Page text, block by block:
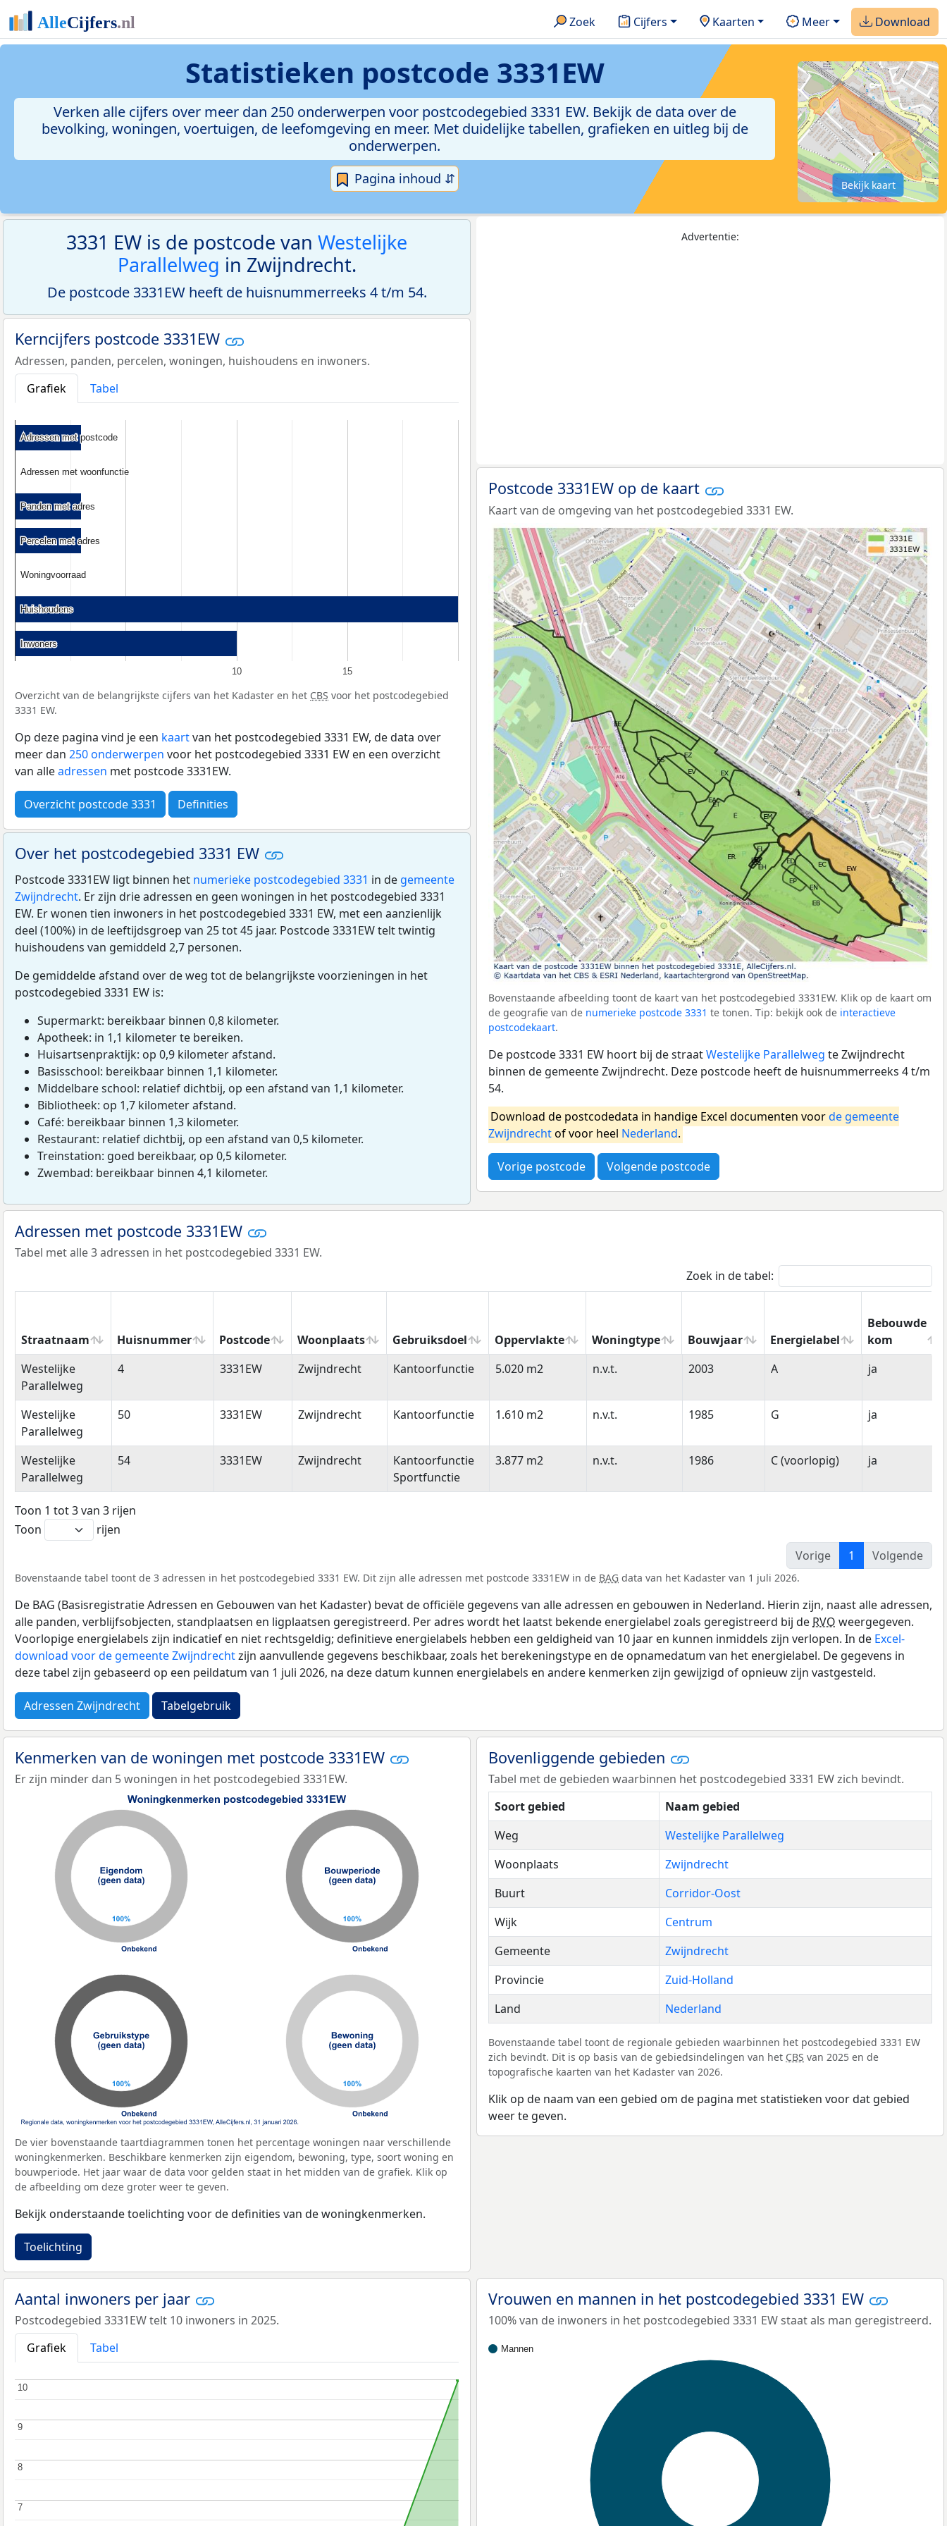
Zoek Cijfers Kaarten Meer Download
Statistieken postcode 3331EW
Verken alle cijfers over meer dan 250 onderwerpen voor postcodegebied 3331 EW. Bekijk de data over de
bevolking, woningen, voertuigen, de leefomgeving en meer. Met duidelijke tabellen, grafieken en uitleg bij de
onderwerpen.
Pagina inhoud ⇵ Bekijk kaart
3331 EW is de postcode van Westelijke
Parallelweg in Zwijndrecht.
De postcode 3331EW heeft de huisnummerreeks 4 t/m 54.
Kerncijfers postcode 3331EW
Adressen, panden, percelen, woningen, huishoudens en inwoners.
Grafiek
Tabel
10 15
Adressen met postcode
Adressen met postcode
Adressen met woonfunctie
Adressen met woonfunctie
Panden met adres
Panden met adres
Percelen met adres
Percelen met adres
Woningvoorraad
Woningvoorraad
Huishoudens
Huishoudens
Inwoners
Inwoners
Overzicht van de belangrijkste cijfers van het Kadaster en het CBS voor het postcodegebied
3331 EW.
Op deze pagina vind je een kaartvan het postcodegebied 3331 EW, de data over
meer dan 250 onderwerpen voor het postcodegebied 3331 EW en een overzicht
van alleadressen met postcode 3331EW.
Overzicht postcode 3331 Definities
Over het postcodegebied 3331 EW
Postcode 3331EW ligt binnen het numerieke postcodegebied 3331 in de gemeente
Zwijndrecht. Er zijn drie adressen en geen woningen in het postcodegebied 3331
EW. Er wonen tien inwoners in het postcodegebied 3331 EW, met een aanzienlijk
deel (100%) in de leeftijdsgroep van 25 tot 45 jaar. Postcode 3331EW telt twintig
huishoudens van gemiddeld 2,7 personen.
De gemiddelde afstand over de weg tot de belangrijkste voorzieningen in het
postcodegebied 3331 EW is:
Supermarkt: bereikbaar binnen 0,8 kilometer.
Apotheek: in 1,1 kilometer te bereiken.
Huisartsenpraktijk: op 0,9 kilometer afstand.
Basisschool: bereikbaar binnen 1,1 kilometer.
Middelbare school: relatief dichtbij, op een afstand van 1,1 kilometer.
Bibliotheek: op 1,7 kilometer afstand.
Café: bereikbaar binnen 1,3 kilometer.
Restaurant: relatief dichtbij, op een afstand van 0,5 kilometer.
Treinstation: goed bereikbaar, op 0,5 kilometer.
Zwembad: bereikbaar binnen 4,1 kilometer.
Advertentie:
Postcode 3331EW op de kaart
Kaart van de omgeving van het postcodegebied 3331 EW.
Bovenstaande afbeelding toont de kaart van het postcodegebied 3331EW. Klik op de kaart om
de geografie van de numerieke postcode 3331 te tonen. Tip: bekijk ook de interactieve
postcodekaart.
De postcode 3331 EW hoort bij de straatWestelijke Parallelweg te Zwijndrecht
binnen de gemeente Zwijndrecht. Deze postcode heeft de huisnummerreeks 4 t/m
54.
Download de postcodedata in handige Excel documenten voorde gemeente
Zwijndrechtof voor heel Nederland.
Vorige postcode Volgende postcode
Adressen met postcode 3331EW
Tabel met alle 3 adressen in het postcodegebied 3331 EW.
Zoek in de tabel:
Straatnaam Huisnummer Postcode Woonplaats Gebruiksdoel Oppervlakte Woningtype Bouwjaar Energielabel
Bebouwde
kom
Straatnaam
Huisnummer Postcode Woonplaats Gebruiksdoel Oppervlakte Woningtype Bouwjaar Energielabel
Bebouwde
kom
Westelijke
Parallelweg
4 3331EW Zwijndrecht Kantoorfunctie 5.020 m2 n.v.t. 2003 A ja
Westelijke
Parallelweg
50 3331EW Zwijndrecht Kantoorfunctie 1.610 m2 n.v.t. 1985 G ja
Westelijke
Parallelweg
54 3331EW Zwijndrecht
Kantoorfunctie
Sportfunctie
3.877 m2 n.v.t. 1986 C (voorlopig) ja
Toon 1 tot 3 van 3 rijen
Toon
rijen
Vorige
1 Volgende
Bovenstaande tabel toont de 3 adressen in het postcodegebied 3331 EW. Dit zijn alle adressen met postcode 3331EW in de BAG data van het Kadaster van 1 juli 2026.
De BAG (Basisregistratie Adressen en Gebouwen van het Kadaster) bevat de officiële gegevens van alle adressen en gebouwen in Nederland. Hierin zijn, naast alle adressen,
alle panden, verblijfsobjecten, standplaatsen en ligplaatsen geregistreerd. Per adres wordt het laatst bekende energielabel zoals geregistreerd bij de RVO weergegeven.
Voorlopige energielabels zijn indicatief en niet rechtsgeldig; definitieve energielabels hebben een geldigheid van 10 jaar en kunnen inmiddels zijn verlopen. In de Excel-
download voor de gemeente Zwijndrechtzijn aanvullende gegevens beschikbaar, zoals het berekeningstype en de opnamedatum van het energielabel. De gegevens in
deze tabel zijn gebaseerd op een peildatum van 1 juli 2026, na deze datum kunnen energielabels en andere kenmerken zijn gewijzigd of opnieuw zijn vastgesteld.
Adressen Zwijndrecht Tabelgebruik
Kenmerken van de woningen met postcode 3331EW
Er zijn minder dan 5 woningen in het postcodegebied 3331EW.
De vier bovenstaande taartdiagrammen tonen het percentage woningen naar verschillende
woningkenmerken. Beschikbare kenmerken zijn eigendom, bewoning, type, soort woning en
bouwperiode. Het jaar waar de data voor gelden staat in het midden van de grafiek. Klik op
de afbeelding om deze groter weer te geven.
Bekijk onderstaande toelichting voor de definities van de woningkenmerken.
Toelichting
Bovenliggende gebieden
Tabel met de gebieden waarbinnen het postcodegebied 3331 EW zich bevindt.
Soort gebied
Naam gebied
Weg
Westelijke Parallelweg
Woonplaats
Zwijndrecht
Buurt
Corridor-Oost
Wijk
Centrum
Gemeente
Zwijndrecht
Provincie
Zuid-Holland
Land
Nederland
Bovenstaande tabel toont de regionale gebieden waarbinnen het postcodegebied 3331 EW
zich bevindt. Dit is op basis van de gebiedsindelingen van het CBS van 2025 en de
topografische kaarten van het Kadaster van 2026.
Klik op de naam van een gebied om de pagina met statistieken voor dat gebied
weer te geven.
Aantal inwoners per jaar
Postcodegebied 3331EW telt 10 inwoners in 2025.
Grafiek
Tabel
7
7
8
8
9
9
10
10
Vrouwen en mannen in het postcodegebied 3331 EW
100% van de inwoners in het postcodegebied 3331 EW staat als man geregistreerd.
Mannen